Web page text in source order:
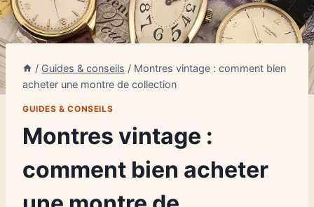
/ Guides & conseils / Montres vintage : comment bien
acheter une montre de collection
GUIDES & CONSEILS
Montres vintage :
comment bien acheter